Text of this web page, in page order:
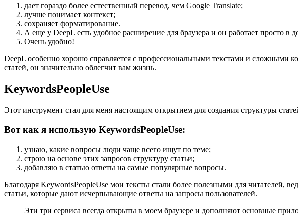
дает гораздо более естественный перевод, чем Google Translate;
лучше понимает контекст;
сохраняет форматирование.
А еще у DeepL есть удобное расширение для браузера и он работает просто в
Очень удобно!
DeepL особенно хорошо справляется с профессиональными текстами и сложными
статей, он значительно облегчит вам жизнь.
KeywordsPeopleUse
Этот инструмент стал для меня настоящим открытием для создания структуры
Вот как я использую KeywordsPeopleUse:
узнаю, какие вопросы люди чаще всего ищут по теме;
строю на основе этих запросов структуру статьи;
добавляю в статью ответы на самые популярные вопросы.
Благодаря KeywordsPeopleUse мои тексты стали более полезными для
статьи, которые дают исчерпывающие ответы на запросы пользователей.
Эти три сервиса всегда открыты в моем браузере и дополняют основные